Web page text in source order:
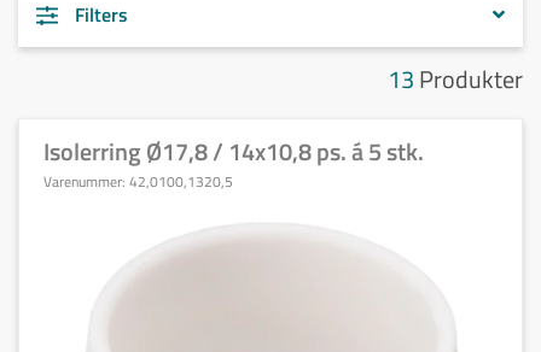
Filters
13Produkter
Isolerring Ø17,8 / 14x10,8 ps. á 5 stk.
Varenummer: 42,0100,1320,5